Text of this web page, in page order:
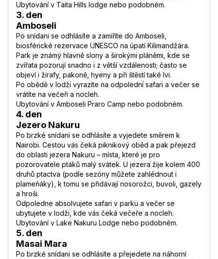
Ubytování v Taita Hills lodge nebo podobném.
3. den
Amboseli
Po snídani se odhlásíte a zamíříte do Amboseli,
biosférické rezervace UNESCO na úpatí Kilimandžára.
Park je známý hlavně slony a širokými pláněmi, kde se
zvířata pozorují snadno i z větší vzdálenosti; často se
objeví i žirafy, pakoně, hyeny a při štěstí také lvi.
Po obědě v lodži vyrazíte na odpolední safari a večer se
vrátíte na večeři a nocleh.
Ubytování v Amboseli Praro Camp nebo podobném.
4. den
Jezero Nakuru
Po brzké snídani se odhlásíte a vyjedete směrem k
Nairobi. Cestou vás čeká piknikový oběd a pak přejezd
do oblasti jezera Nakuru – místa, které je pro
pozorovatele ptáků malý svátek. U jezera žije kolem 400
druhů ptactva (podle sezóny můžete zahlédnout i
plameňáky), k tomu se přidávají nosorožci, buvoli, gazely
a hroši.
Odpoledne absolvujete safari v parku a večer se
ubytujete v lodži, kde vás čeká večeře a nocleh.
Ubytování v Lake Nakuru Lodge nebo podobném.
5. den
Masai Mara
Po brzké snídani se odhlásíte a přejedete na náhorní